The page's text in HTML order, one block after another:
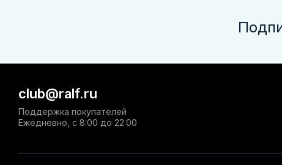
club@ralf.ru
Поддержка покупателей
Ежедневно, с 8:00 до 22:00